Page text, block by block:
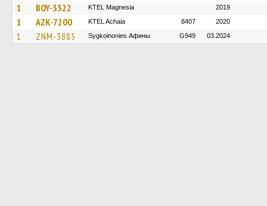
1 BOY-3322 ΚΤΕL Magnesia 2019
1 AZK-7200 KTEL Achaia 8407 2020
1 ZNM-3885 Sygkoinonies Афины G949 03.2024